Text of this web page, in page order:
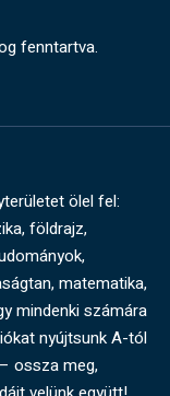
fenntartva.
ölel fel:
földrajz,
matematika,
mindenki számára
nyújtsunk A-tól
ossza meg,